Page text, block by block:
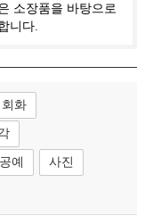
소장품을 바탕으로
니다.
회화
공예 사진